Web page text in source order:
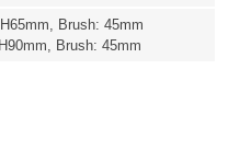
Brush: 45mm
Brush: 45mm